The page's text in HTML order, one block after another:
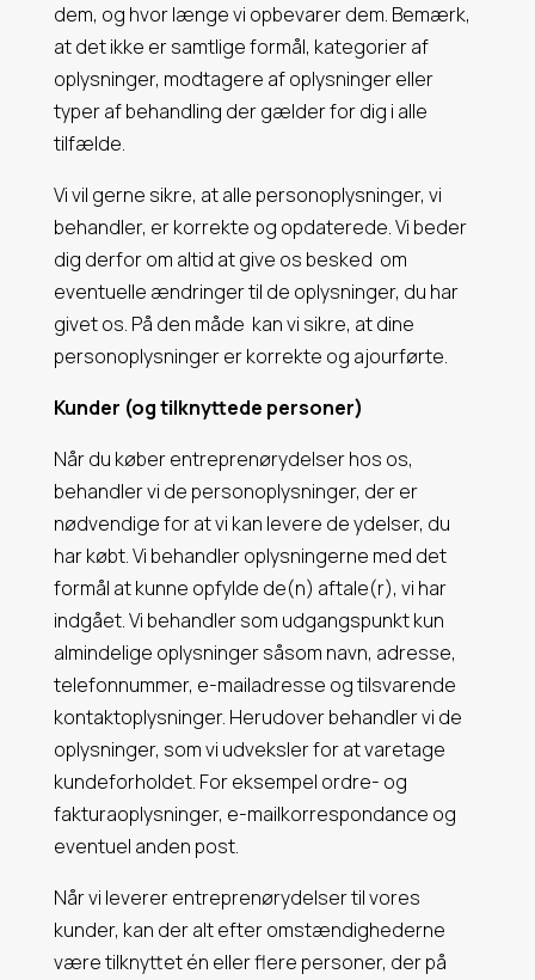
dem, og hvor længe vi opbevarer dem. Bemærk,
at det ikke er samtlige formål, kategorier af
oplysninger, modtagere af oplysninger eller
typer af behandling der gælder for dig i alle
tilfælde.
Vi vil gerne sikre, at alle personoplysninger, vi
behandler, er korrekte og opdaterede. Vi beder
dig derfor om altid at give os besked om
eventuelle ændringer til de oplysninger, du har
givet os. På den måde kan vi sikre, at dine
personoplysninger er korrekte og ajourførte.
Kunder (og tilknyttede personer)
Når du køber entreprenørydelser hos os,
behandler vi de personoplysninger, der er
nødvendige for at vi kan levere de ydelser, du
har købt. Vi behandler oplysningerne med det
formål at kunne opfylde de(n) aftale(r), vi har
indgået.Vi behandler som udgangspunkt kun
almindelige oplysninger såsom navn, adresse,
telefonnummer, e-mailadresse og tilsvarende
kontaktoplysninger. Herudover behandler vi de
oplysninger, som vi udveksler for at varetage
kundeforholdet. For eksempel ordre- og
fakturaoplysninger, e-mailkorrespondance og
eventuel anden post.
Når vi leverer entreprenørydelser til vores
kunder, kan der alt efter omstændighederne
være tilknyttet én eller flere personer, der på